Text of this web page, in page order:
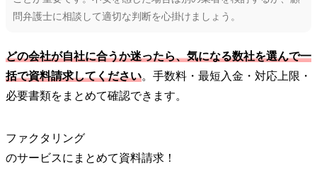
問弁護士に相談して適切な判断を心掛けましょう。
どの会社が自社に合うか迷ったら、気になる数社を選んで一
括で資料請求してください。手数料・最短入金・対応上限・
必要書類をまとめて確認できます。
ファクタリング
のサービスにまとめて資料請求！